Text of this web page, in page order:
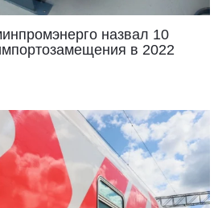
назвал 10
в 2022